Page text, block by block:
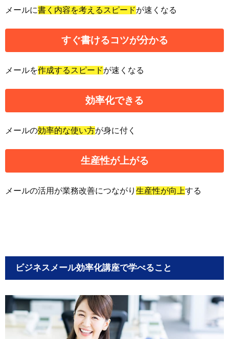
メールに書く内容を考えるスピードが速くなる
すぐ書けるコツが分かる
メールを作成するスピードが速くなる
効率化できる
メールの効率的な使い方が身に付く
生産性が上がる
メールの活用が業務改善につながり 生産性が向上する
ビジネスメール効率化講座で学べること